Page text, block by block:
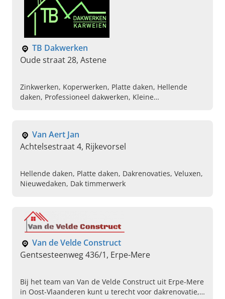
TB Dakwerken
Oude straat 28, Astene
Zinkwerken, Koperwerken, Platte daken, Hellende
daken, Professioneel dakwerken, Kleine
Van Aert Jan
Achtelsestraat 4, Rijkevorsel
Hellende daken, Platte daken, Dakrenovaties, Veluxen,
Nieuwedaken, Dak timmerwerk
Van de Velde Construct
Gentsesteenweg 436/1, Erpe-Mere
Bij het team van Van de Velde Construct uit Erpe-Mere
in Oost-Vlaanderen kunt u terecht voor dakrenovatie,